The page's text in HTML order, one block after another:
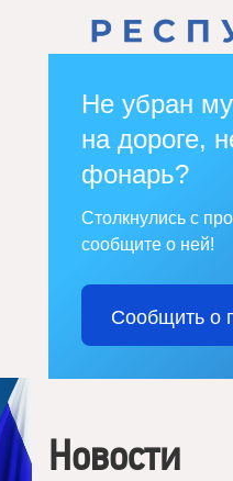
Не убран
на дороге,
фонарь?
Столкнулись с
сообщите о ней!
Сообщить о
Новости